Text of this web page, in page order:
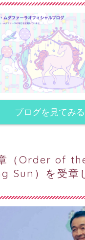
ブログを見てみる
Sun）を受章